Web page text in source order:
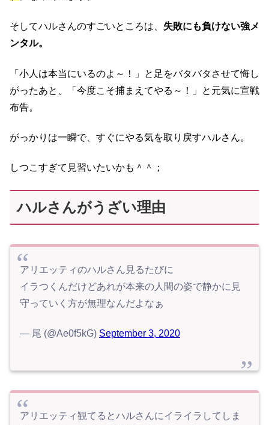
そしてハルさんのすごいところは、 失敗にも負けない強メ
ンタル。
「小人は本当にいるのよ～！」と足をバタバタさせて悔し
がったあと、「今度こそ捕まえてやる～！」と元気に宣戦
布告。
がっかりは一瞬で、すぐにやる気を取り戻すハルさん。
しつこすぎて見習いたいかも＾＾；
ハルさんがうざい理由
アリエッティのハルさん見るたびに
イラつくんだけどあれが本来の人間の姿で静かに見
守っていく方が無理なんだよなぁ
— 尾 (@Ae0f5kG) September 3, 2020
アリエッティ観てるとハルさんにイライラしてしま